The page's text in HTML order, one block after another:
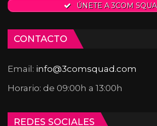
ÚNETE A 3COM
CONTACTO
Email: info@3comsquad.com
Horario: de 09:00h a 13:00h
REDES SOCIALES